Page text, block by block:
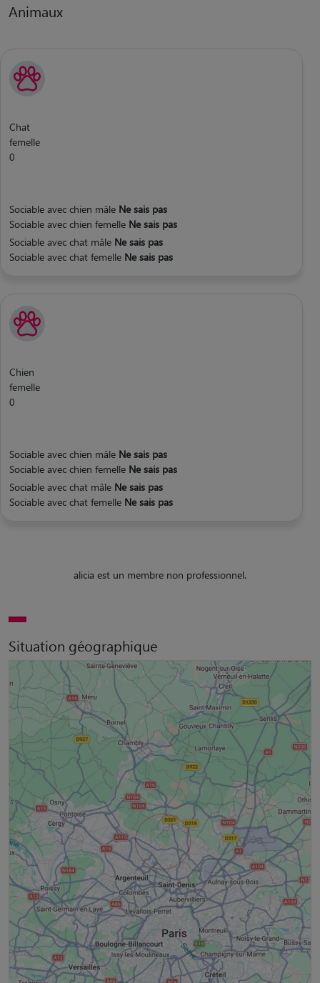
Animaux
Chat
femelle
0
Sociable avec chien mâle Ne sais pas
Sociable avec chien femelle Ne sais pas
Sociable avec chat mâle Ne sais pas
Sociable avec chat femelle Ne sais pas
Chien
femelle
0
Sociable avec chien mâle Ne sais pas
Sociable avec chien femelle Ne sais pas
Sociable avec chat mâle Ne sais pas
Sociable avec chat femelle Ne sais pas
alicia est un membre non professionnel.
Situation géographique